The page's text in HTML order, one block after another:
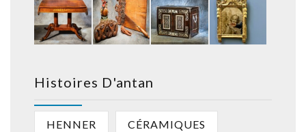
Histoires D'antan
HENNER CÉRAMIQUES